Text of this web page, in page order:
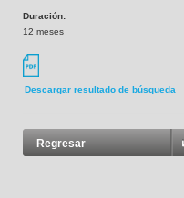
Duración:
12 meses
Descargar resultado de búsqueda
Regresar